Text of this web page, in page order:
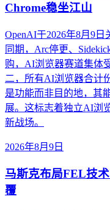
Chrome稳坐江山
OpenAI于2026年8月9日
同期，Arc停更、
购，AI浏览器赛道集体
二，所有AI浏览器合计
是功能而非目的地，其
展。这标志着独立AI浏
新战场。
2026年8月9日
马斯克布局FEL技
覆